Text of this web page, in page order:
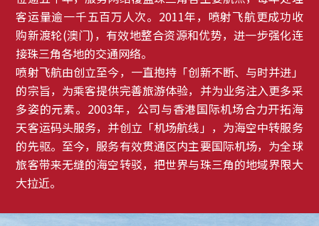
客运量逾一千五百万人次。2011年，喷射飞航更成功收
购新渡轮(澳门)，有效地整合资源和优势，进一步强化连
接珠三角各地的交通网络。
喷射飞航由创立至今，一直抱持「创新不断、与时并进」
的宗旨，为乘客提供完善旅游体验，并为业务注入更多采
多姿的元素。2003年，公司与香港国际机场合力开拓海
天客运码头服务，并创立「机场航线」，为海空中转服务
的先驱。至今，服务有效贯通区内主要国际机场，为全球
旅客带来无缝的海空转驳，把世界与珠三角的地域界限大
大拉近。